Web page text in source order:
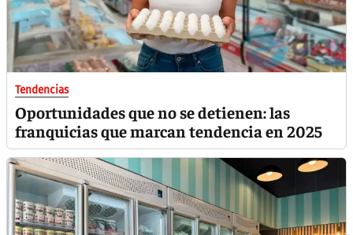
Tendencias
Oportunidades que no se detienen: las
franquicias que marcan tendencia en 2025